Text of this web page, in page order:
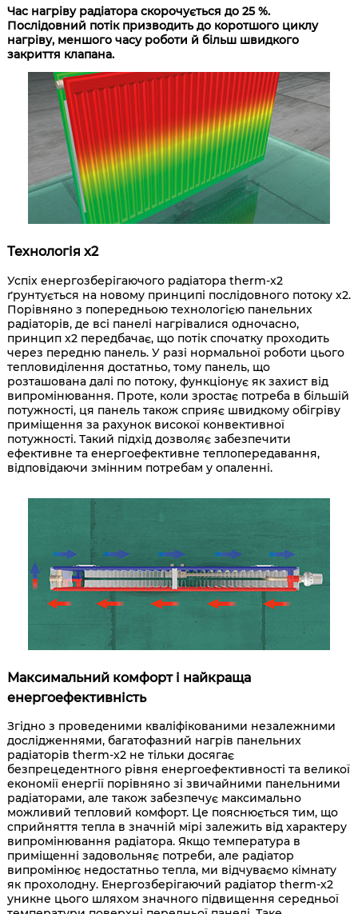
Час нагріву радіатора скорочується до 25 %.
Послідовний потік призводить до коротшого циклу
нагріву, меншого часу роботи й більш швидкого
закриття клапана.
Технологія x2
Успіх енергозберігаючого радіатора therm-x2
ґрунтується на новому принципі послідовного потоку x2.
Порівняно з попередньою технологією панельних
радіаторів, де всі панелі нагрівалися одночасно,
принцип x2 передбачає, що потік спочатку проходить
через передню панель. У разі нормальної роботи цього
тепловиділення достатньо, тому панель, що
розташована далі по потоку, функціонує як захист від
випромінювання. Проте, коли зростає потреба в більшій
потужності, ця панель також сприяє швидкому обігріву
приміщення за рахунок високої конвективної
потужності. Такий підхід дозволяє забезпечити
ефективне та енергоефективне теплопередавання,
відповідаючи змінним потребам у опаленні.
Максимальний комфорт і найкраща
енергоефективність
Згідно з проведеними кваліфікованими незалежними
дослідженнями, багатофазний нагрів панельних
радіаторів therm-x2 не тільки досягає
безпрецедентного рівня енергоефективності та великої
економії енергії порівняно зі звичайними панельними
радіаторами, але також забезпечує максимально
можливий тепловий комфорт. Це пояснюється тим, що
сприйняття тепла в значній мірі залежить від характеру
випромінювання радіатора. Якщо температура в
приміщенні задовольняє потреби, але радіатор
випромінює недостатньо тепла, ми відчуваємо кімнату
як прохолодну. Енергозберігаючий радіатор therm-x2
уникне цього шляхом значного підвищення середньої